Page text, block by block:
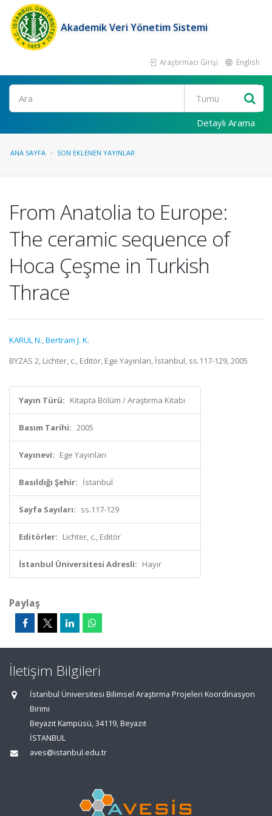
Akademik Veri Yönetim Sistemi
Araştırmacı Girişi English
Ara
Detaylı Arama
ANA SAYFA SON EKLENEN YAYINLAR
From Anatolia to Europe:
The ceramic sequence of
Hoca Çeşme in Turkish
Thrace
KARUL N.,Bertram J. K.
BYZAS 2, Lichter, c., Editör, Ege Yayınları, İstanbul, ss.117-129, 2005
Yayın Türü: Kitapta Bölüm / Araştırma Kitabı
Basım Tarihi: 2005
Yayınevi: Ege Yayınları
Basıldığı Şehir: İstanbul
Sayfa Sayıları: ss.117-129
Editörler: Lichter, c., Editör
İstanbul Üniversitesi Adresli: Hayır
Paylaş
İletişim Bilgileri
İstanbul Üniversitesi Bilimsel Araştırma Projeleri Koordinasyon
Birimi
Beyazıt Kampüsü, 34119, Beyazıt
İSTANBUL
aves@istanbul.edu.tr